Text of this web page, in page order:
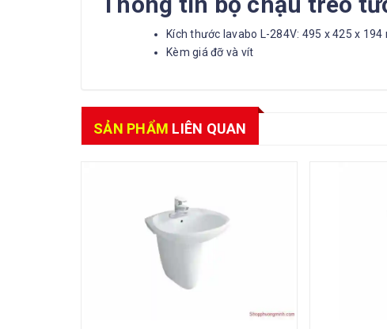
Kích thước lavabo L-284V: 495 x 425 x
Kèm giá đỡ và vít
SẢN PHẨM LIÊN QUAN